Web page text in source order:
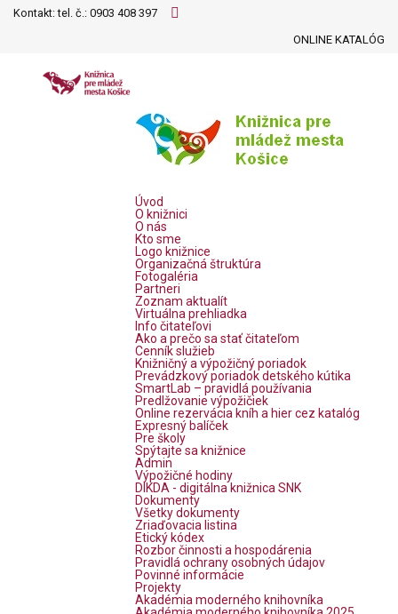
Kontakt: tel. č.: 0903 408 397
ONLINE KATALÓG
Úvod
O knižnici
O nás
Kto sme
Logo knižnice
Organizačná štruktúra
Fotogaléria
Partneri
Zoznam aktualít
Virtuálna prehliadka
Info čitateľovi
Ako a prečo sa stať čitateľom
Cenník služieb
Knižničný a výpožičný poriadok
Prevádzkový poriadok detského kútika
SmartLab – pravidlá používania
Predlžovanie výpožičiek
Online rezervácia kníh a hier cez katalóg
Expresný balíček
Pre školy
Spýtajte sa knižnice
Admin
Výpožičné hodiny
DIKDA - digitálna knižnica SNK
Dokumenty
Všetky dokumenty
Zriaďovacia listina
Etický kódex
Rozbor činnosti a hospodárenia
Pravidlá ochrany osobných údajov
Povinné informácie
Projekty
Akadémia moderného knihovníka